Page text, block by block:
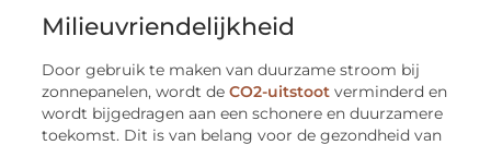
Milieuvriendelijkheid
Door gebruik te maken van duurzame stroom bij
zonnepanelen, wordt deCO2-uitstoot verminderd en
wordt bijgedragen aan een schonere en duurzamere
toekomst. Dit is van belang voor de gezondheid van